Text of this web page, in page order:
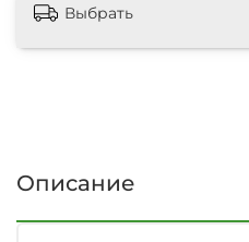
Выбрать
Описание